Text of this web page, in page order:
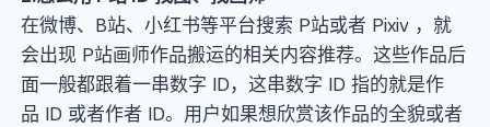
在微博、B站、小红书等平台搜索 P站或者 Pixiv ，就
会出现 P站画师作品搬运的相关内容推荐。这些作品后
面一般都跟着一串数字 ID，这串数字 ID 指的就是作
品 ID 或者作者 ID。用户如果想欣赏该作品的全貌或者